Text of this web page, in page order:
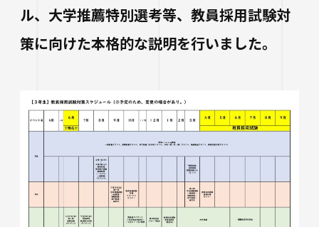
ル、大学推薦特別選考等、教員採用試験対
策に向けた本格的な説明を行いました。